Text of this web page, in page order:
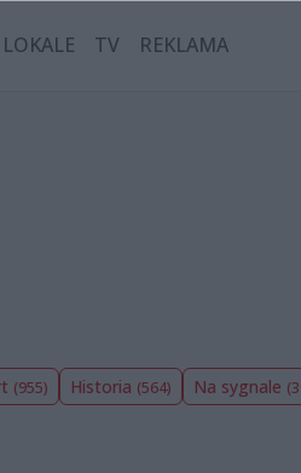
LOKALE TV REKLAMA
(955) Historia (564) Na sygnale